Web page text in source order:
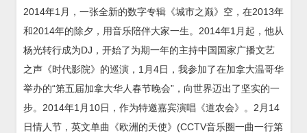
2014年1月，一张全新的数字专辑《城市之巅》空，在2013年
和2014年的除夕，用音乐陪伴大家一生。2014年1月起，他从
杨光转行成为DJ，开始了为期一年的主持中国国家广播文艺
之声《时代影院》的巡演，1月4日，我参加了在加拿大温哥华
举办的“第五届加拿大华人春节晚会”，向世界迈出了坚实的一
步。2014年1月10日，作为特邀嘉宾演唱《道农会》。2月14
日情人节，英文单曲《欧洲的天使》(CCTV音乐圈一曲一行第